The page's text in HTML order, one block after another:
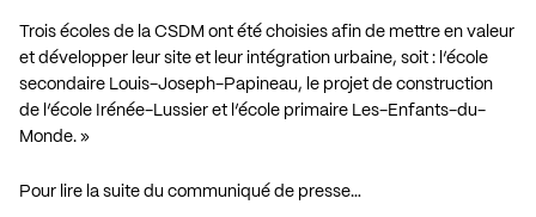
Trois écoles de la CSDM ont été choisies afin de mettre en valeur
et développer leur site et leur intégration urbaine, soit : l’école
secondaire Louis-Joseph-Papineau, le projet de construction
de l’école Irénée-Lussier et l’école primaire Les-Enfants-du-
Monde. »
Pour lire la suite du communiqué de presse…